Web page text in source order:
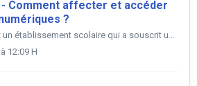
- Comment affecter et accéder
?
Vous représentez un établissement scolaire qui a souscrit un abonnement auprès d'EcoleDirecte ? Vous disposez donc d’interconnexions accessibles dir...
12:09 H